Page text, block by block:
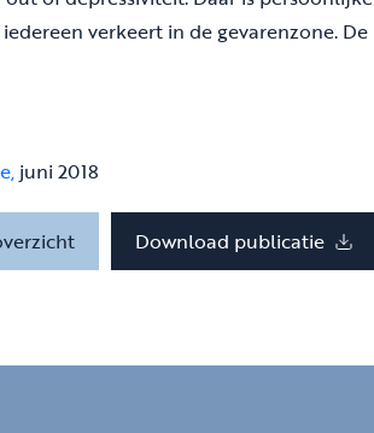
verkeert in de gevarenzone. De
juni 2018
Download publicatie